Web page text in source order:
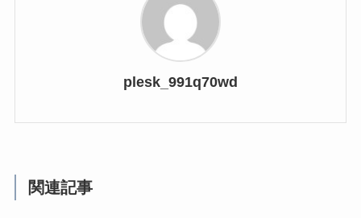
plesk_991q70wd
関連記事